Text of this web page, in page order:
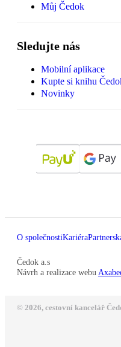
Můj Čedok
Sledujte nás
Mobilní aplikace
Kupte si knihu
Novinky
O společnostiKariéra
Čedok a.s
Návrh a realizace webu
© 2026, cestovní kancelář